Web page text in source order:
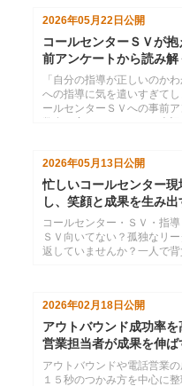
2026年05月22日 公開
コールセンターＳＶが
前アンケートから読み解
と解決策
「自分の指導が正しいのか
への指導に気を遣いすぎて
ールセンターＳＶへの事前
で、ＳＶを育てる研修・マ
を提供します。
2026年05月13日公開
忙しいコールセンター現
し、笑顔と成果を生み
コールセンター・ＳＶ・指
ＳＶ向いてない？孤独なリ
返していませんか？一人で
2026年02月18日 公開
アウトバウンド成功率
営業担当者が成果を伸
アウトバウンドや電話営業
１５秒のつかみ方を中心に